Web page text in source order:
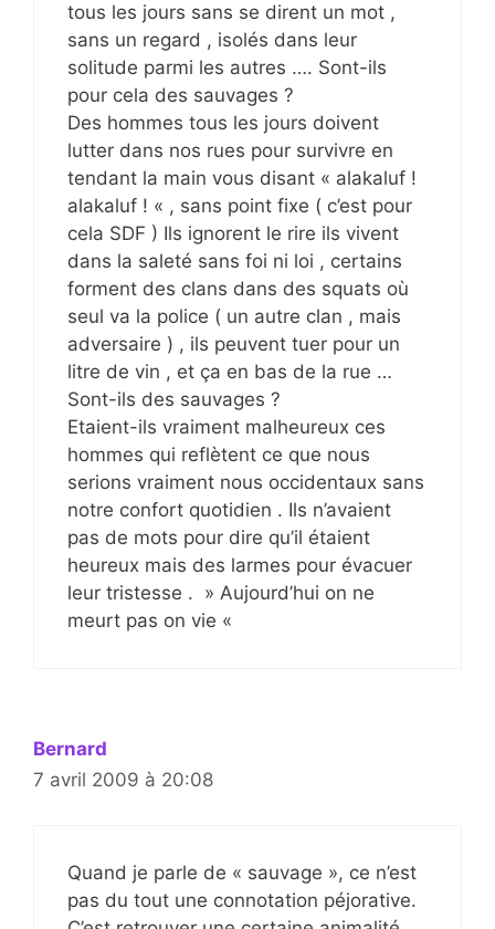
tous les jours sans se dirent un mot ,
sans un regard , isolés dans leur
solitude parmi les autres …. Sont-ils
pour cela des sauvages ?
Des hommes tous les jours doivent
lutter dans nos rues pour survivre en
tendant la main vous disant « alakaluf !
alakaluf ! « , sans point fixe ( c’est pour
cela SDF ) Ils ignorent le rire ils vivent
dans la saleté sans foi ni loi , certains
forment des clans dans des squats où
seul va la police ( un autre clan , mais
adversaire ) , ils peuvent tuer pour un
litre de vin , et ça en bas de la rue …
Sont-ils des sauvages ?
Etaient-ils vraiment malheureux ces
hommes qui reflètent ce que nous
serions vraiment nous occidentaux sans
notre confort quotidien . Ils n’avaient
pas de mots pour dire qu’il étaient
heureux mais des larmes pour évacuer
leur tristesse . » Aujourd’hui on ne
meurt pas on vie «
Bernard
7 avril 2009 à 20:08
Quand je parle de « sauvage », ce n’est
pas du tout une connotation péjorative.